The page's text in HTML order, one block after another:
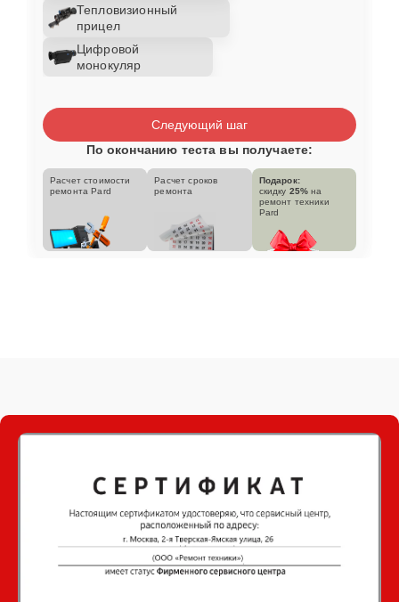
Тепловизионный
прицел
Цифровой
монокуляр
Следующий шаг
По окончанию теста вы получаете:
Расчет стоимости
ремонта Pard
Расчет сроков
ремонта
Подарок:
скидку 25% на
ремонт техники
Pard